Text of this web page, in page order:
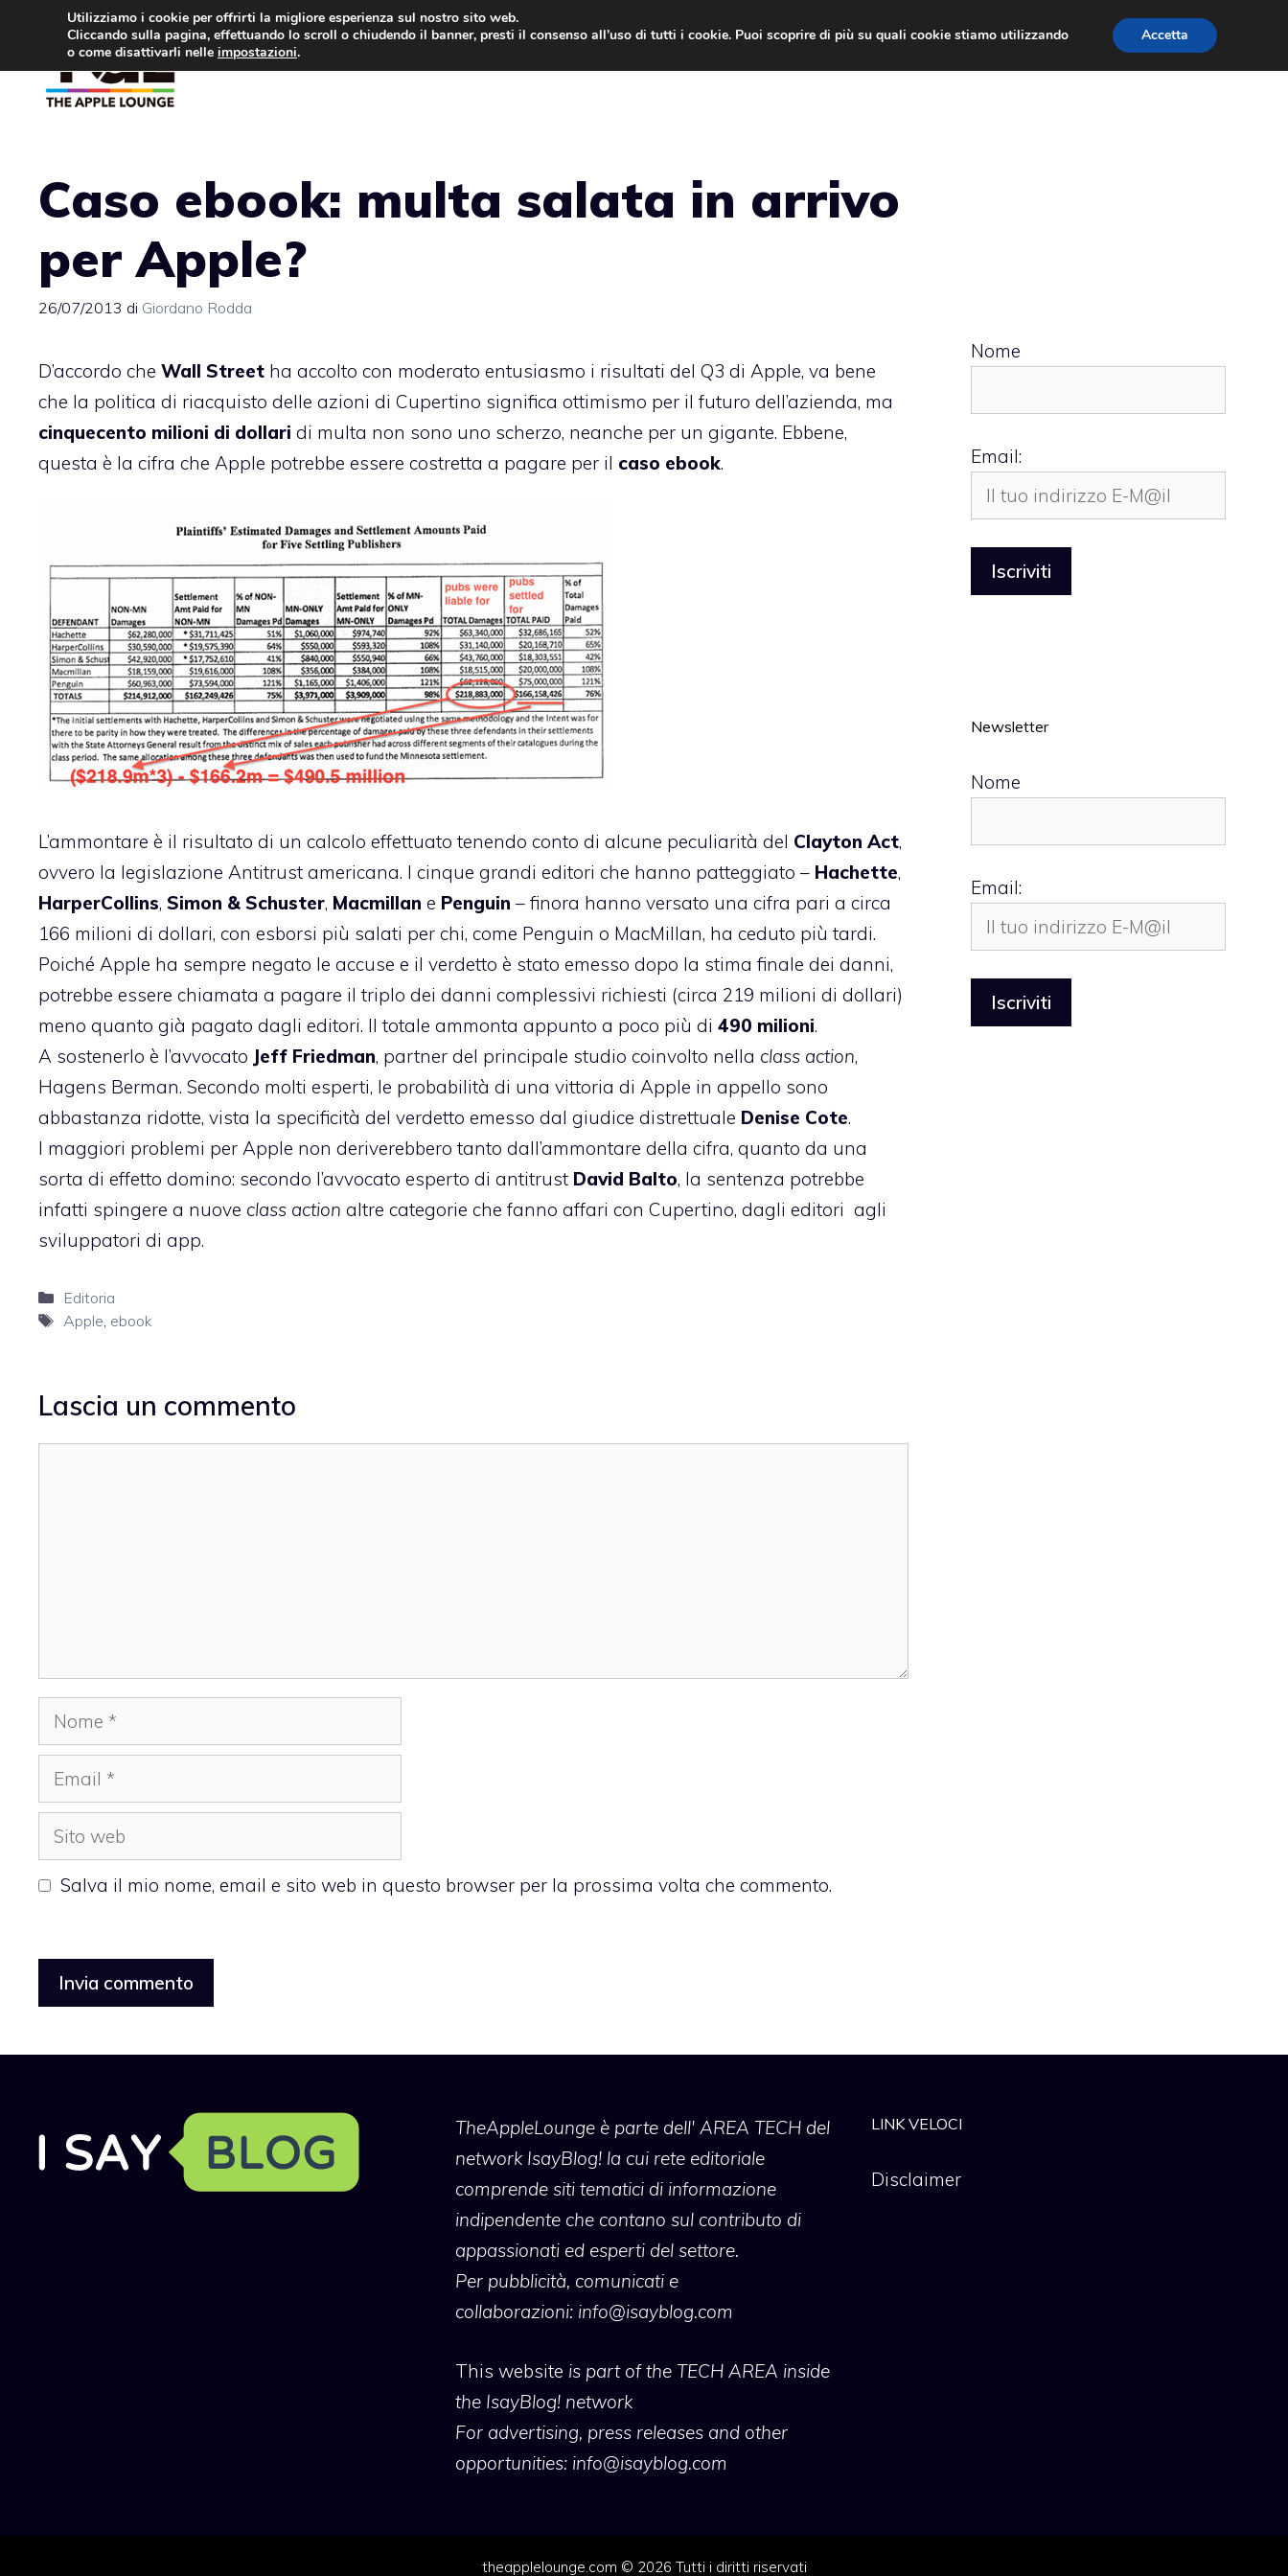
contenuto
Caso ebook: multa salata in arrivo
per Apple?
26/07/2013 di Giordano Rodda
D’accordo che Wall Street ha accolto con moderato entusiasmo i risultati del Q3 di Apple, va bene
che la politica di riacquisto delle azioni di Cupertino significa ottimismo per il futuro dell’azienda, ma
cinquecento milioni di dollari di multa non sono uno scherzo, neanche per un gigante. Ebbene,
questa è la cifra che Apple potrebbe essere costretta a pagare per il caso ebook.
L’ammontare è il risultato di un calcolo effettuato tenendo conto di alcune peculiarità del Clayton Act,
ovvero la legislazione Antitrust americana. I cinque grandi editori che hanno patteggiato – Hachette,
HarperCollins, Simon & Schuster, Macmillan e Penguin – finora hanno versato una cifra pari a circa
166 milioni di dollari, con esborsi più salati per chi, come Penguin o MacMillan, ha ceduto più tardi.
Poiché Apple ha sempre negato le accuse e il verdetto è stato emesso dopo la stima finale dei danni,
potrebbe essere chiamata a pagare il triplo dei danni complessivi richiesti (circa 219 milioni di dollari)
meno quanto già pagato dagli editori. Il totale ammonta appunto a poco più di 490 milioni.
A sostenerlo è l’avvocato Jeff Friedman, partner del principale studio coinvolto nella class action,
Hagens Berman. Secondo molti esperti, le probabilità di una vittoria di Apple in appello sono
abbastanza ridotte, vista la specificità del verdetto emesso dal giudice distrettuale Denise Cote.
I maggiori problemi per Apple non deriverebbero tanto dall’ammontare della cifra, quanto da una
sorta di effetto domino: secondo l’avvocato esperto di antitrust David Balto, la sentenza potrebbe
infatti spingere a nuove class action altre categorie che fanno affari con Cupertino, dagli editori agli
sviluppatori di app.
Categorie
Editoria
Tag
Apple, ebook
Lascia un commento
Nome
Email
Sito
web
Salva il mio nome, email e sito web in questo browser per la prossima volta che commento.
Nome
Email:
Newsletter
Nome
Email:
TheAppleLoungeè parte dell' AREA TECH del
network IsayBlog! la cui rete editoriale
comprende siti tematici di informazione
indipendente che contano sul contributo di
appassionati ed esperti del settore.
Per pubblicità, comunicati e
collaborazioni: info@isayblog.com
This website is part of the TECH AREA inside
the IsayBlog! network
For advertising, press releases and other
opportunities: info@isayblog.com
LINK VELOCI
Disclaimer
theapplelounge.com © 2026 Tutti i diritti riservati
Utilizziamo i cookie per offrirti la migliore esperienza sul nostro sito web.
Cliccando sulla pagina, effettuando lo scroll o chiudendo il banner, presti il consenso all’uso di tutti i cookie. Puoi scoprire di più su quali cookie stiamo utilizzando
o come disattivarli nelle impostazioni.
Accetta